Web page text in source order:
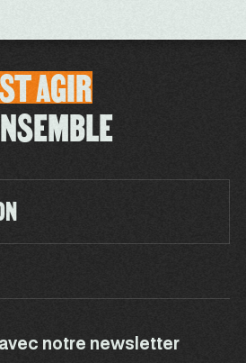
AGIR
notre newsletter